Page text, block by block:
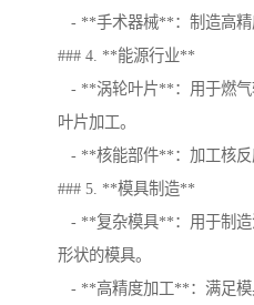
- **手术器械**：制造高精
### 4. **能源行业**
- **涡轮叶片**：用于燃气
叶片加工。
- **核能部件**：加工核反
### 5. **模具制造**
- **复杂模具**：用于制造
形状的模具。
- **高精度加工**：满足模